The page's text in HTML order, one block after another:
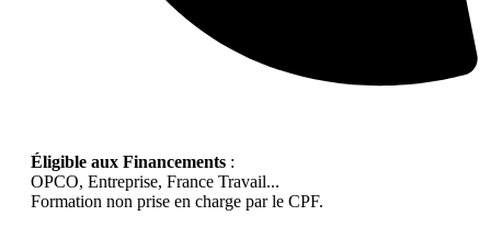
Éligible aux Financements :
OPCO, Entreprise, France Travail...
Formation non prise en charge par le CPF.